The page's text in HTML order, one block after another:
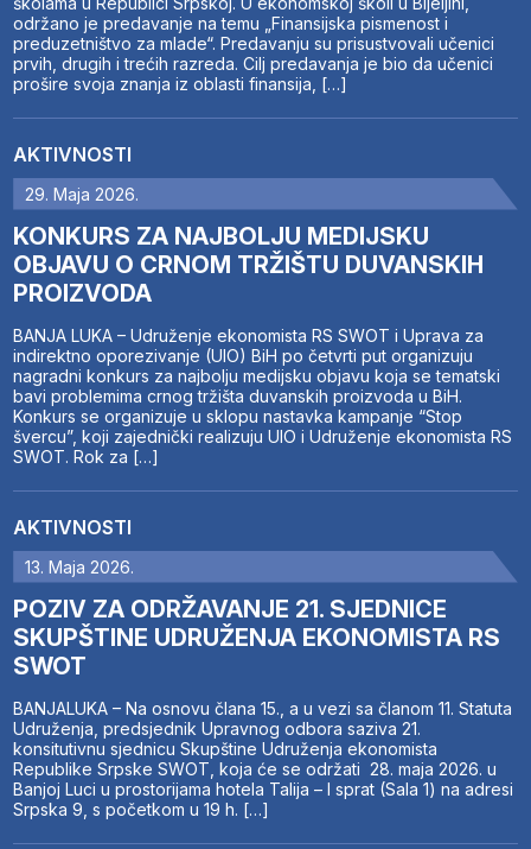
održano je predavanje na temu „Finansijska pismenost i
preduzetništvo za mlade“. Predavanju su prisustvovali učenici
prvih, drugih i trećih razreda. Cilj predavanja je bio da učenici
prošire svoja znanja iz oblasti finansija, […]
AKTIVNOSTI
29. Maja 2026.
KONKURS ZA NAJBOLJU MEDIJSKU
OBJAVU O CRNOM TRŽIŠTU DUVANSKIH
PROIZVODA
BANJA LUKA – Udruženje ekonomista RS SWOT i Uprava za
indirektno oporezivanje (UIO) BiH po četvrti put organizuju
nagradni konkurs za najbolju medijsku objavu koja se tematski
bavi problemima crnog tržišta duvanskih proizvoda u BiH.
Konkurs se organizuje u sklopu nastavka kampanje “Stop
švercu”, koji zajednički realizuju UIO i Udruženje ekonomista RS
SWOT. Rok za […]
AKTIVNOSTI
13. Maja 2026.
POZIV ZA ODRŽAVANJE 21. SJEDNICE
SKUPŠTINE UDRUŽENJA EKONOMISTA RS
SWOT
BANJALUKA – Na osnovu člana 15., a u vezi sa članom 11. Statuta
Udruženja, predsjednik Upravnog odbora saziva 21.
konsitutivnu sjednicu Skupštine Udruženja ekonomista
Republike Srpske SWOT, koja će se održati 28. maja 2026. u
Banjoj Luci u prostorijama hotela Talija – I sprat (Sala 1) na adresi
Srpska 9, s početkom u 19 h. […]